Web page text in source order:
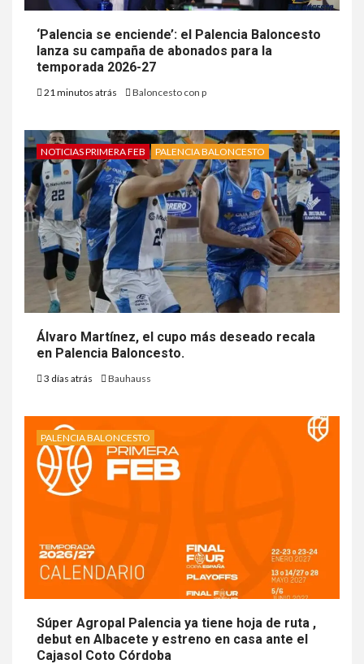
‘Palencia se enciende’: el Palencia Baloncesto
lanza su campaña de abonados para la
temporada 2026-27
21 minutos atrás Baloncesto con p
NOTICIAS PRIMERA FEB PALENCIA BALONCESTO
Álvaro Martínez, el cupo más deseado recala
en Palencia Baloncesto.
3 días atrás Bauhauss
PALENCIA BALONCESTO
Súper Agropal Palencia ya tiene hoja de ruta ,
debut en Albacete y estreno en casa ante el
Cajasol Coto Córdoba